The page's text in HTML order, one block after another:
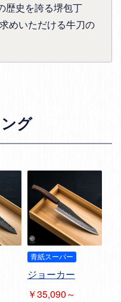
歴史を誇る堺包丁
めいただける牛刀の
グ
青紙スーパー
ジョーカー
￥35,090～